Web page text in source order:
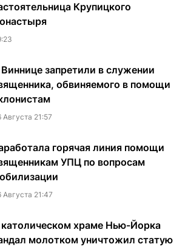
Крупицкого
запретили в служении
обвиняемого в помощи
Августа 21:57
горячая линия помощи
УПЦ по вопросам
Августа 21:47
храме Нью-Йорка
молотком уничтожил статую